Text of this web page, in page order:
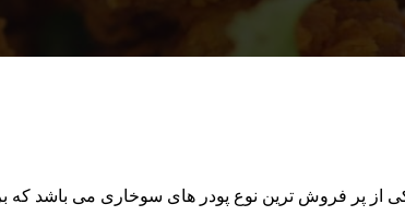
از پر فروش ترین نوع پودر های سوخاری می باشد که